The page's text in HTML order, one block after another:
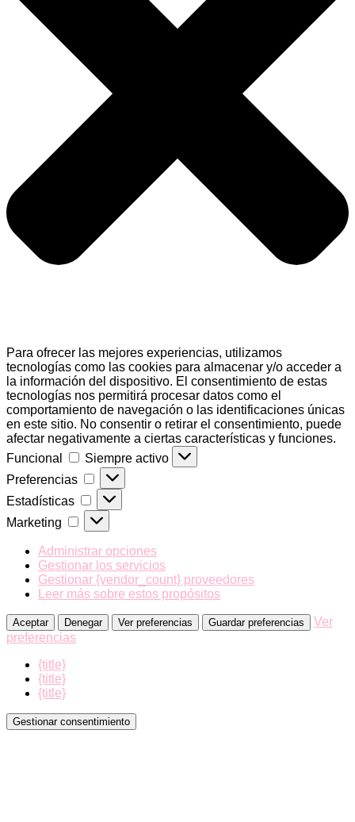
Para ofrecer las mejores experiencias, utilizamos
tecnologías como las cookies para almacenar y/o acceder a
la información del dispositivo. El consentimiento de estas
tecnologías nos permitirá procesar datos como el
comportamiento de navegación o las identificaciones únicas
en este sitio. No consentir o retirar el consentimiento, puede
afectar negativamente a ciertas características y funciones.
Funcional
Funcional
Siempre activo
Preferencias
Preferencias
Estadísticas Estadísticas
Marketing Marketing
Administrar opciones
Gestionar los servicios
Gestionar {vendor_count} proveedores
Leer más sobre estos propósitos
Aceptar Denegar Ver preferencias Guardar preferencias
Ver
preferencias
{title}
{title}
{title}
Gestionar consentimiento